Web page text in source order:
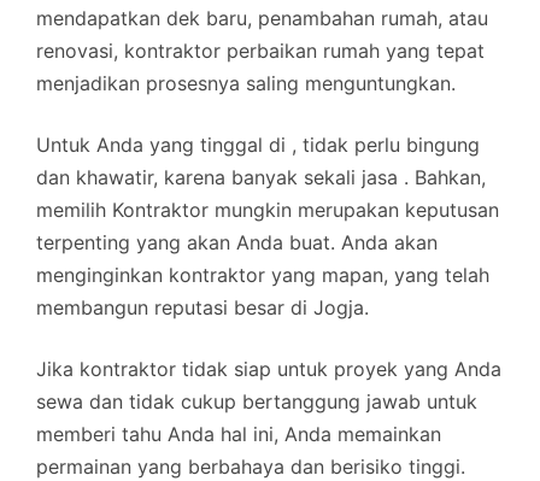
mendapatkan dek baru, penambahan rumah, atau
renovasi, kontraktor perbaikan rumah yang tepat
menjadikan prosesnya saling menguntungkan.
Untuk Anda yang tinggal di , tidak perlu bingung
dan khawatir, karena banyak sekali jasa . Bahkan,
memilih Kontraktor mungkin merupakan keputusan
terpenting yang akan Anda buat. Anda akan
menginginkan kontraktor yang mapan, yang telah
membangun reputasi besar di Jogja.
Jika kontraktor tidak siap untuk proyek yang Anda
sewa dan tidak cukup bertanggung jawab untuk
memberi tahu Anda hal ini, Anda memainkan
permainan yang berbahaya dan berisiko tinggi.